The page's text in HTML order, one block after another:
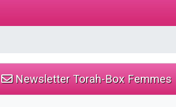
Newsletter Torah-Box Femmes